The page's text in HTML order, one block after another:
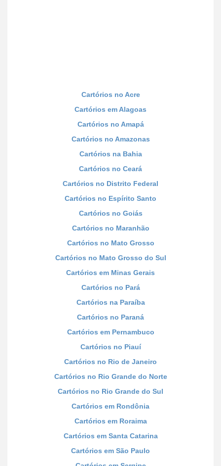
Cartórios no Acre
Cartórios em Alagoas
Cartórios no Amapá
Cartórios no Amazonas
Cartórios na Bahia
Cartórios no Ceará
Cartórios no Distrito Federal
Cartórios no Espírito Santo
Cartórios no Goiás
Cartórios no Maranhão
Cartórios no Mato Grosso
Cartórios no Mato Grosso do Sul
Cartórios em Minas Gerais
Cartórios no Pará
Cartórios na Paraíba
Cartórios no Paraná
Cartórios em Pernambuco
Cartórios no Piauí
Cartórios no Rio de Janeiro
Cartórios no Rio Grande do Norte
Cartórios no Rio Grande do Sul
Cartórios em Rondônia
Cartórios em Roraima
Cartórios em Santa Catarina
Cartórios em São Paulo